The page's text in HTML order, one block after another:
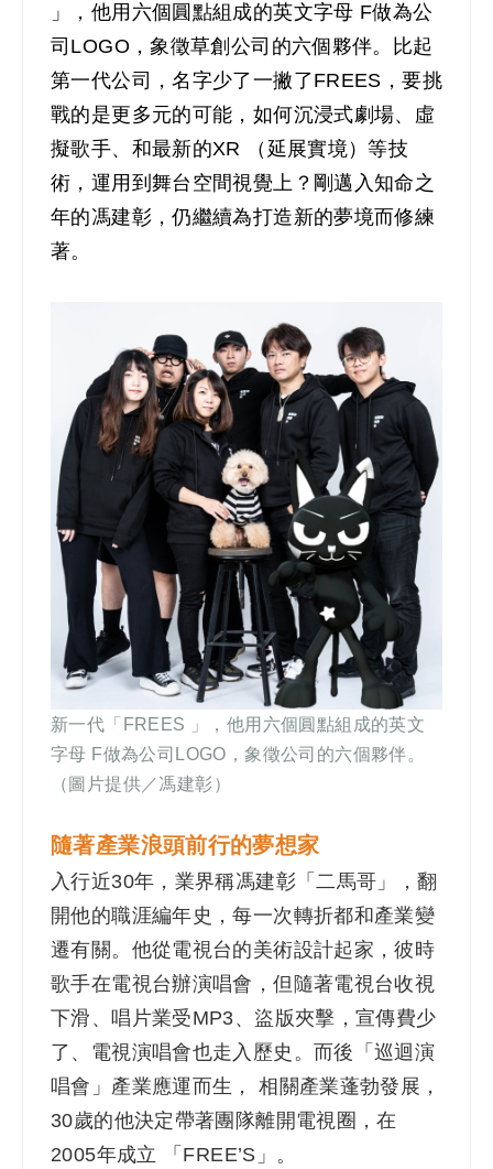
」，他用六個圓點組成的英文字母 F做為公
司LOGO，象徵草創公司的六個夥伴。比起
第一代公司，名字少了一撇了FREES，要挑
戰的是更多元的可能，如何沉浸式劇場、虛
擬歌手、和最新的XR （延展實境）等技
術，運用到舞台空間視覺上？剛邁入知命之
年的馮建彰，仍繼續為打造新的夢境而修練
著。
新一代「FREES 」，他用六個圓點組成的英文
字母 F做為公司LOGO，象徵公司的六個夥伴。
（圖片提供／馮建彰）
隨著產業浪頭前行的夢想家
入行近30年，業界稱馮建彰「二馬哥」，翻
開他的職涯編年史，每一次轉折都和產業變
遷有關。他從電視台的美術設計起家，彼時
歌手在電視台辦演唱會，但隨著電視台收視
下滑、唱片業受MP3、盜版夾擊，宣傳費少
了、電視演唱會也走入歷史。而後「巡迴演
唱會」產業應運而生， 相關產業蓬勃發展，
30歲的他決定帶著團隊離開電視圈，在
2005年成立 「FREE’S」。